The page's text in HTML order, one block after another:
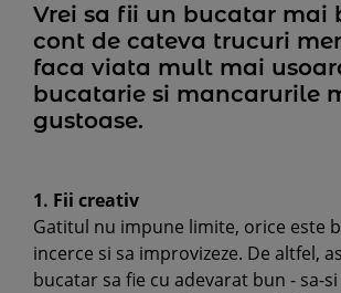
Vrei sa fii un bucatar mai
cont de cateva trucuri
faca viata mult mai
bucatarie si mancarurile
gustoase.
1. Fii creativ
Gatitul nu impune limite, orice este
incerce si sa improvizeze. De altfel,
bucatar sa fie cu adevarat bun - sa-